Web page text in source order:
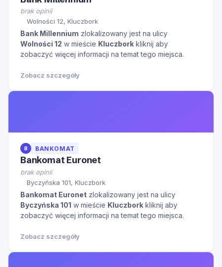
brak opinii
Wolności 12, Kluczbork
Bank Millennium zlokalizowany jest na ulicy
Wolności 12 w mieście Kluczbork kliknij aby
zobaczyć więcej informacji na temat tego miejsca.
Zobacz szczegóły
8 BANKOMAT
Bankomat Euronet
brak opinii
Byczyńska 101, Kluczbork
Bankomat Euronet zlokalizowany jest na ulicy
Byczyńska 101 w mieście Kluczbork kliknij aby
zobaczyć więcej informacji na temat tego miejsca.
Zobacz szczegóły